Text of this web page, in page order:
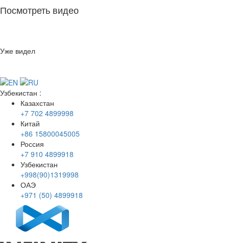
Посмотреть видео
Уже видел
Узбекистан :
Казахстан
+7 702 4899998
Китай
+86 15800045005
Россия
+7 910 4899918
Узбекистан
+998(90)1319998
ОАЭ
+971 (50) 4899918